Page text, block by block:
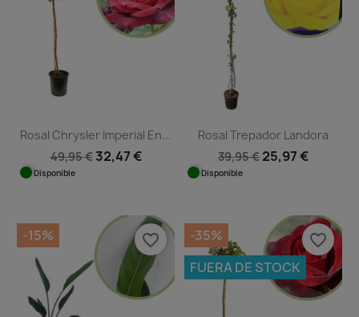
Rosal Chrysler Imperial En...
49,95 € 32,47 €
Disponible
Rosal Trepador Landora
39,95 € 25,97 €
Disponible
-15% favorite_border
-35%
FUERA DE STOCK
favorite_border